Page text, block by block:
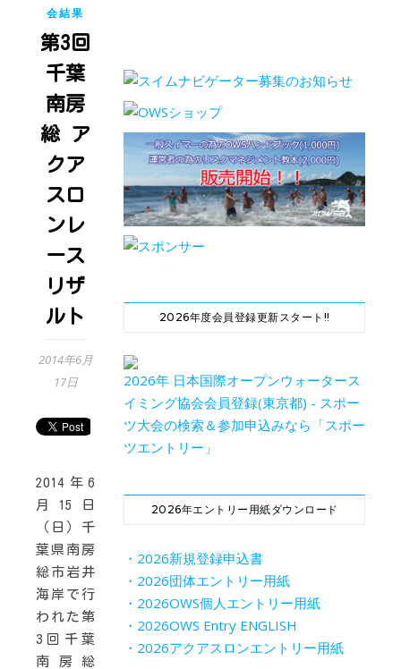
会結果
第3回
千葉
南房
総 ア
クア
スロ
ンレ
ース
リザ
ルト
2014年6月
17日
2014年6
月15日
（日）千
葉県南房
総市岩井
海岸で行
われた第
3回千葉
南房総
2026年度会員登録更新スタート!!
2026年 日本国際オープンウォータース
イミング協会会員登録(東京都) - スポー
ツ大会の検索＆参加申込みなら「スポー
ツエントリー」
2026年エントリー用紙ダウンロード
・2026新規登録申込書
・2026団体エントリー用紙
・2026OWS個人エントリー用紙
・2026OWS Entry ENGLISH
・2026アクアスロンエントリー用紙